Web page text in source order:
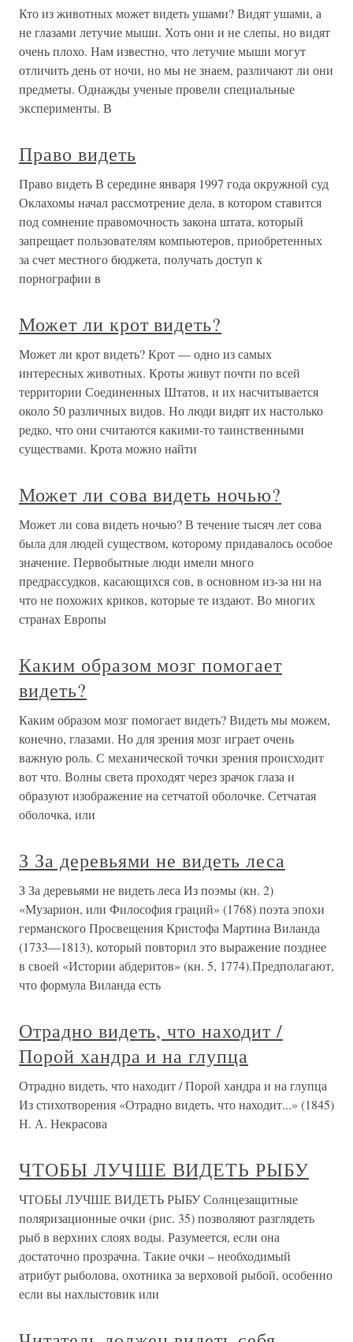
Кто из животных может видеть ушами? Видят ушами, а
не глазами летучие мыши. Хоть они и не слепы, но видят
очень плохо. Нам известно, что летучие мыши могут
отличить день от ночи, но мы не знаем, различают ли они
предметы. Однажды ученые провели специальные
эксперименты. В
Право видеть
Право видеть В середине января 1997 года окружной суд
Оклахомы начал рассмотрение дела, в котором ставится
под сомнение правомочность закона штата, который
запрещает пользователям компьютеров, приобретенных
за счет местного бюджета, получать доступ к
порнографии в
Может ли крот видеть?
Может ли крот видеть? Крот — одно из самых
интересных животных. Кроты живут почти по всей
территории Соединенных Штатов, и их насчитывается
около 50 различных видов. Но люди видят их настолько
редко, что они считаются какими-то таинственными
существами. Крота можно найти
Может ли сова видеть ночью?
Может ли сова видеть ночью? В течение тысяч лет сова
была для людей существом, которому придавалось особое
значение. Первобытные люди имели много
предрассудков, касающихся сов, в основном из-за ни на
что не похожих криков, которые те издают. Во многих
странах Европы
Каким образом мозг помогает
видеть?
Каким образом мозг помогает видеть? Видеть мы можем,
конечно, глазами. Но для зрения мозг играет очень
важную роль. С механической точки зрения происходит
вот что. Волны света проходят через зрачок глаза и
образуют изображение на сетчатой оболочке. Сетчатая
оболочка, или
З За деревьями не видеть леса
З За деревьями не видеть леса Из поэмы (кн. 2)
«Музарион, или Философия граций» (1768) поэта эпохи
германского Просвещения Кристофа Мартина Виланда
(1733—1813), который повторил это выражение позднее
в своей «Истории абдеритов» (кн. 5, 1774).Предполагают,
что формула Виланда есть
Отрадно видеть, что находит /
Порой хандра и на глупца
Отрадно видеть, что находит / Порой хандра и на глупца
Из стихотворения «Отрадно видеть, что находит...» (1845)
Н. А. Некрасова
ЧТОБЫ ЛУЧШЕ ВИДЕТЬ РЫБУ
ЧТОБЫ ЛУЧШЕ ВИДЕТЬ РЫБУ Солнцезащитные
поляризационные очки (рис. 35) позволяют разглядеть
рыб в верхних слоях воды. Разумеется, если она
достаточно прозрачна. Такие очки – необходимый
атрибут рыболова, охотника за верховой рыбой, особенно
если вы нахлыстовик или